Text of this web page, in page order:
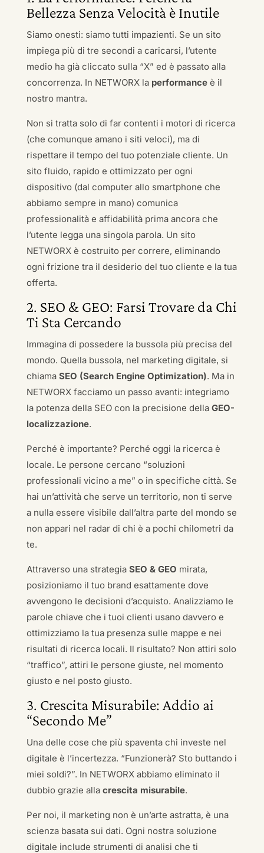
Bellezza Senza Velocità è Inutile
Siamo onesti: siamo tutti impazienti. Se un sito
impiega più di tre secondi a caricarsi, l’utente
medio ha già cliccato sulla “X” ed è passato alla
concorrenza. In NETWORX la performanceè il
nostro mantra.
Non si tratta solo di far contenti i motori di ricerca
(che comunque amano i siti veloci), ma di
rispettare il tempo del tuo potenziale cliente. Un
sito fluido, rapido e ottimizzato per ogni
dispositivo (dal computer allo smartphone che
abbiamo sempre in mano) comunica
professionalità e affidabilità prima ancora che
l’utente legga una singola parola. Un sito
NETWORX è costruito per correre, eliminando
ogni frizione tra il desiderio del tuo cliente e la tua
offerta.
2. SEO & GEO: Farsi Trovare da Chi
Ti Sta Cercando
Immagina di possedere la bussola più precisa del
mondo. Quella bussola, nel marketing digitale, si
chiama SEO (Search Engine Optimization). Ma in
NETWORX facciamo un passo avanti: integriamo
la potenza della SEO con la precisione della GEO-
localizzazione.
Perché è importante? Perché oggi la ricerca è
locale. Le persone cercano “soluzioni
professionali vicino a me” o in specifiche città. Se
hai un’attività che serve un territorio, non ti serve
a nulla essere visibile dall’altra parte del mondo se
non appari nel radar di chi è a pochi chilometri da
te.
Attraverso una strategia SEO & GEO mirata,
posizioniamo il tuo brand esattamente dove
avvengono le decisioni d’acquisto. Analizziamo le
parole chiave che i tuoi clienti usano davvero e
ottimizziamo la tua presenza sulle mappe e nei
risultati di ricerca locali. Il risultato? Non attiri solo
“traffico”, attiri le persone giuste, nel momento
giusto e nel posto giusto.
3. Crescita Misurabile: Addio ai
“Secondo Me”
Una delle cose che più spaventa chi investe nel
digitale è l’incertezza. “Funzionerà? Sto buttando i
miei soldi?”. In NETWORX abbiamo eliminato il
dubbio grazie alla crescita misurabile.
Per noi, il marketing non è un’arte astratta, è una
scienza basata sui dati. Ogni nostra soluzione
digitale include strumenti di analisi che ti